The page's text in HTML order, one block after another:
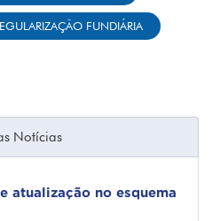
FUNDIÁRIA
Notícias
atualização no esquema